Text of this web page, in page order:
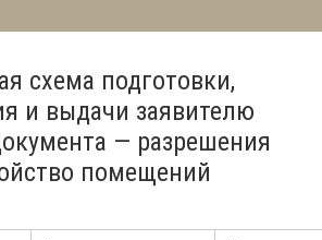
схема подготовки,
и выдачи заявителю
— разрешения
помещений